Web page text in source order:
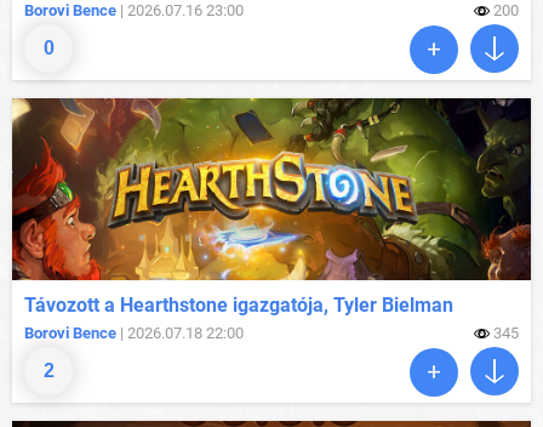
0
Borovi Bence | 2026.07.16 23:00 200
2
Távozott a Hearthstone igazgatója, Tyler Bielman
Borovi Bence | 2026.07.18 22:00 345